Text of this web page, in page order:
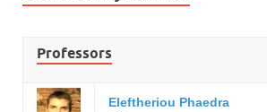
Professors
Eleftheriou Phaedra